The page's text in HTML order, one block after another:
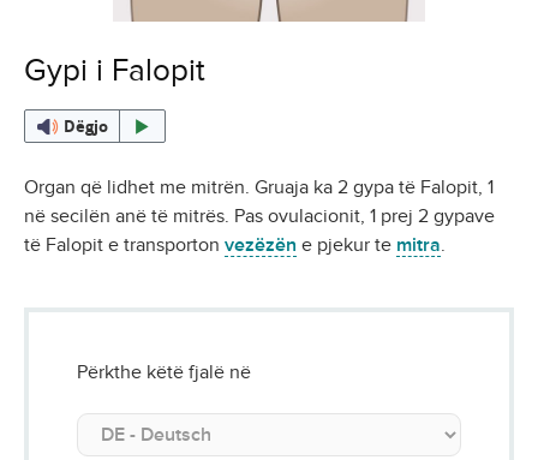
Gypi i Falopit
Dëgjo
Organ që lidhet me mitrën. Gruaja ka 2 gypa të Falopit, 1
në secilën anë të mitrës. Pas ovulacionit, 1 prej 2 gypave
të Falopit e transporton vezëzën e pjekur te mitra
Përkthe këtë fjalë në